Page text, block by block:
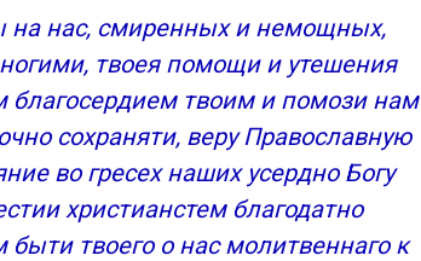
на нас, смиренных и немощных,
твоея помощи и утешения
твоим и помози нам
сохраняти, веру Православную
во гресех наших усердно Богу
христианстем благодатно
твоего о нас молитвеннаго к